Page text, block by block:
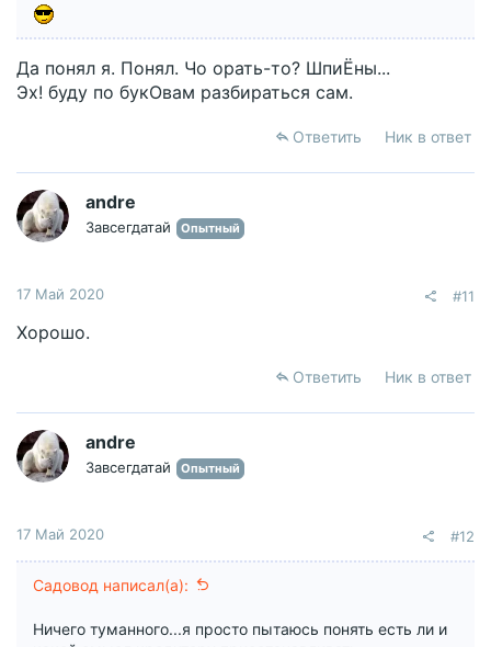
Да понял я. Понял. Чо орать-то? ШпиЁны...
Эх! буду по букОвам разбираться сам.
Ответить Ник в ответ
andre
Завсегдатай Опытный
17 Май 2020 #11
Хорошо.
Ответить Ник в ответ
andre
Завсегдатай Опытный
17 Май 2020 #12
Садовод написал(а):
Ничего туманного...я просто пытаюсь понять есть ли и